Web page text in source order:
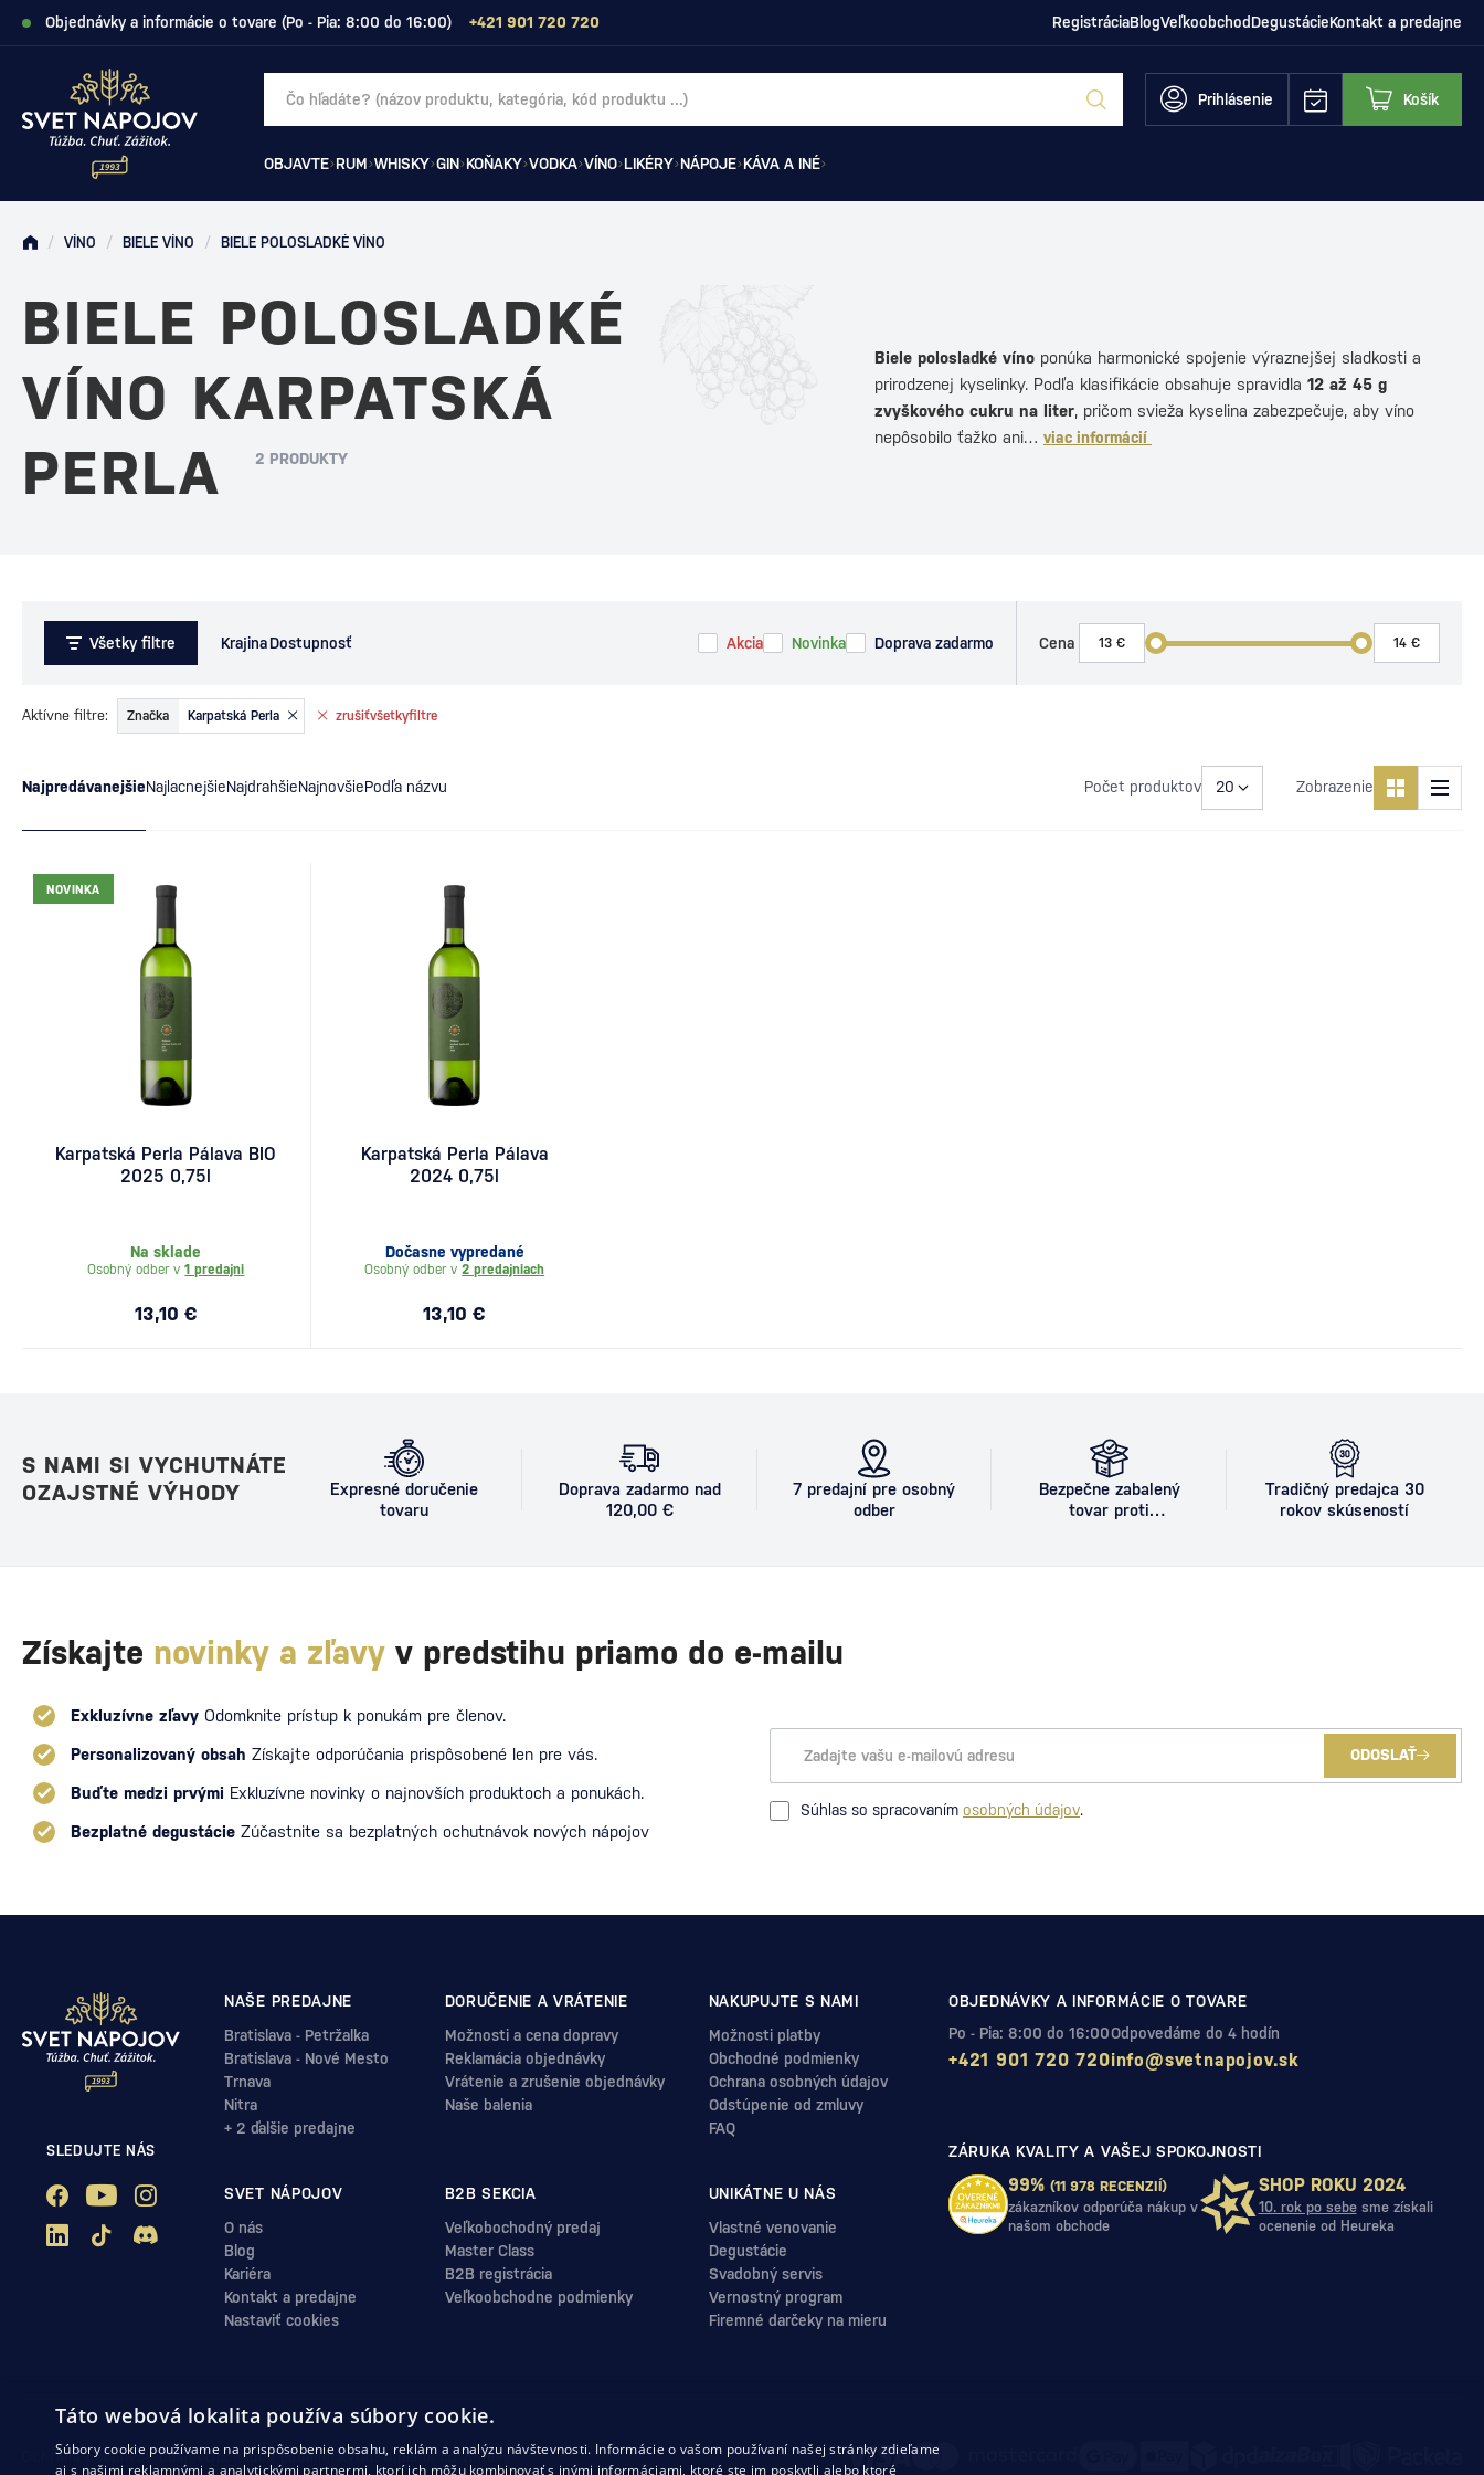
Objednávky a informácie o tovare (Po - Pia: 8:00 do 16:00) +421 901 720 720 RegistráciaBlogVeľkoobchodDegustácieKontakt a predajne
Prihlásenie Košík
OBJAVTE RUM WHISKY GIN KOŇAKY VODKA VÍNO LIKÉRY NÁPOJE KÁVA A INÉ
/ VÍNO / BIELE VÍNO / BIELE POLOSLADKÉ VÍNO
BIELE POLOSLADKÉ
VÍNO KARPATSKÁ
PERLA
2 PRODUKTY
Biele polosladké víno ponúka harmonické spojenie výraznejšej sladkosti a
prirodzenej kyselinky. Podľa klasifikácie obsahuje spravidla 12 až 45 g
zvyškového cukru na liter, pričom svieža kyselina zabezpečuje, aby víno
nepôsobilo ťažko ani… viac informácií
Všetky filtre KrajinaDostupnosť Akcia Novinka Doprava zadarmo Cena
NajpredávanejšieNajlacnejšieNajdrahšieNajnovšiePodľa názvu Počet produktov Zobrazenie
zrušiťvšetkyfiltre
Aktívne filtre: Značka Karpatská Perla
NOVINKA
Karpatská Perla Pálava BIO
2025 0,75l
Na sklade
Osobný odber v1 predajni
13,10 €
Karpatská Perla Pálava
2024 0,75l
Dočasne vypredané
Osobný odber v2 predajniach
13,10 €
S NAMI SI VYCHUTNÁTE
OZAJSTNÉ VÝHODY
Expresné doručenie
tovaru
Doprava zadarmo nad
120,00 €
7 predajní pre osobný
odber
Bezpečne zabalený
tovar proti
Tradičný predajca 30
rokov skúseností
Získajte novinky a zľavy v predstihu priamo do e-mailu
Exkluzívne zľavy Odomknite prístup k ponukám pre členov.
Personalizovaný obsah Získajte odporúčania prispôsobené len pre vás.
Buďte medzi prvými Exkluzívne novinky o najnovších produktoch a ponukách.
Bezplatné degustácie Zúčastnite sa bezplatných ochutnávok nových nápojov
ODOSLAŤ
Súhlas so spracovaním osobných údajov.
SLEDUJTE NÁS
NAŠE PREDAJNE
Bratislava - Petržalka
Bratislava - Nové Mesto
Trnava
Nitra
+ 2 ďalšie predajne
DORUČENIE A VRÁTENIE
Možnosti a cena dopravy
Reklamácia objednávky
Vrátenie a zrušenie objednávky
Naše balenia
NAKUPUJTE S NAMI
Možnosti platby
Obchodné podmienky
Ochrana osobných údajov
Odstúpenie od zmluvy
FAQ
SVET NÁPOJOV
O nás
Blog
Kariéra
Kontakt a predajne
Nastaviť cookies
B2B SEKCIA
Veľkobochodný predaj
Master Class
B2B registrácia
Veľkoobchodne podmienky
UNIKÁTNE U NÁS
Vlastné venovanie
Degustácie
Svadobný servis
Vernostný program
Firemné darčeky na mieru
OBJEDNÁVKY A INFORMÁCIE O TOVARE
Po - Pia: 8:00 do 16:00
+421 901 720 720
Odpovedáme do 4 hodín
info@svetnapojov.sk
ZÁRUKA KVALITY A VAŠEJ SPOKOJNOSTI
99% (11 978 RECENZIÍ)
zákazníkov odporúča nákup v
našom obchode
SHOP ROKU 2024
10. rok po sebesme získali
ocenenie od Heureka
Ochrana osobných údajovObchodné podmienkyOdstúpenie od zmluvy
Táto webová lokalita používa súbory cookie.
Súbory cookie používame na prispôsobenie obsahu, reklám a analýzu návštevnosti. Informácie o vašom používaní našej stránky zdieľame
aj s našimi reklamnými a analytickými partnermi, ktorí ich môžu kombinovať s inými informáciami, ktoré ste im poskytli alebo ktoré